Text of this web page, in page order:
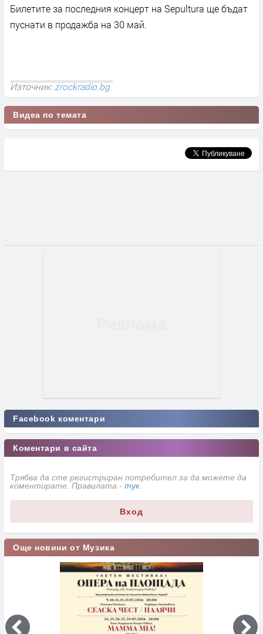
Билетите за последния концерт на Sepultura ще бъдат
пуснати в продажба на 30 май.
Източник:zrockradio.bg
Видеа по темата
Facebook коментари
Коментари в сайта
Трябва да сте регистриран потребител за да можете да
коментирате. Правилата - тук
Вход
Още новини от Музика